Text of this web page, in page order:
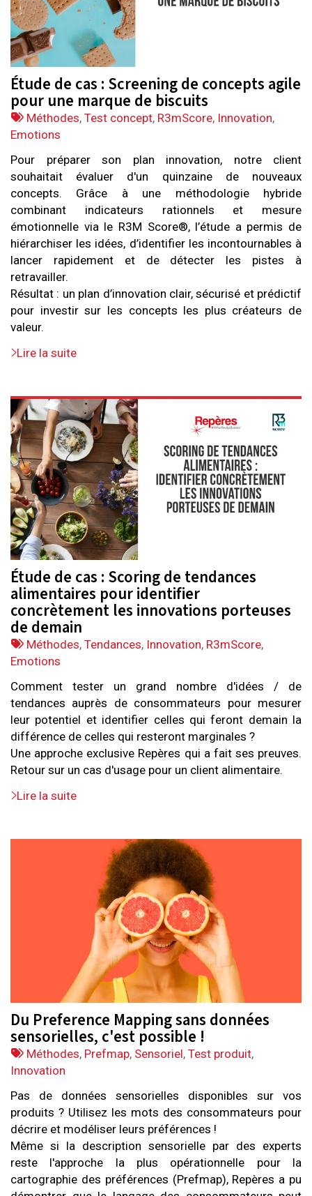
Étude de cas : Screening de concepts agile
pour une marque de biscuits
Tags
:
Méthodes,Test concept, R3mScore, Innovation,
Emotions
Pour préparer son plan innovation, notre client
souhaitait évaluer d'un quinzaine de nouveaux
concepts. Grâce à une méthodologie hybride
combinant indicateurs rationnels et mesure
émotionnelle via le R3M Score®, l’étude a permis de
hiérarchiser les idées, d’identifier les incontournables à
lancer rapidement et de détecter les pistes à
retravailler.
Résultat : un plan d’innovation clair, sécurisé et prédictif
pour investir sur les concepts les plus créateurs de
valeur.
Lire la suite
Étude de cas : Scoring de tendances
alimentaires pour identifier
concrètement les innovations porteuses
de demain
Tags
:
Méthodes,Tendances, Innovation, R3mScore,
Emotions
Comment tester un grand nombre d'idées / de
tendances auprès de consommateurs pour mesurer
leur potentiel et identifier celles qui feront demain la
différence de celles qui resteront marginales ?
Une approche exclusive Repères qui a fait ses preuves.
Retour sur un cas d'usage pour un client alimentaire.
Lire la suite
Du Preference Mapping sans données
sensorielles, c'est possible !
Tags
:
Méthodes, Prefmap, Sensoriel,Test produit,
Innovation
Pas de données sensorielles disponibles sur vos
produits ? Utilisez les mots des consommateurs pour
décrire et modéliser leurs préférences !
Même si la description sensorielle par des experts
reste l'approche la plus opérationnelle pour la
cartographie des préférences (Prefmap), Repères a pu